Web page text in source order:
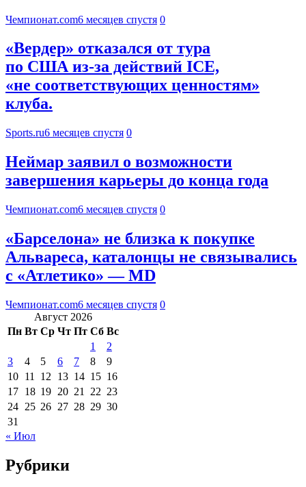
Чемпионат.com6 месяцев спустя 0
«Вердер» отказался от тура
по США из-за действий ICE,
«не соответствующих ценностям»
клуба.
Sports.ru6 месяцев спустя 0
Неймар заявил о возможности
завершения карьеры до конца года
Чемпионат.com6 месяцев спустя 0
«Барселона» не близка к покупке
Альвареса, каталонцы не связывались
с «Атлетико» — MD
Чемпионат.com6 месяцев спустя 0
Август 2026
Пн Вт Ср Чт Пт Сб Вс
1
2
3
4 5 6 7 8
9
10 11 12 13 14 15 16
17 18 19 20 21 22 23
24 25 26 27 28 29 30
31
« Июл
Рубрики